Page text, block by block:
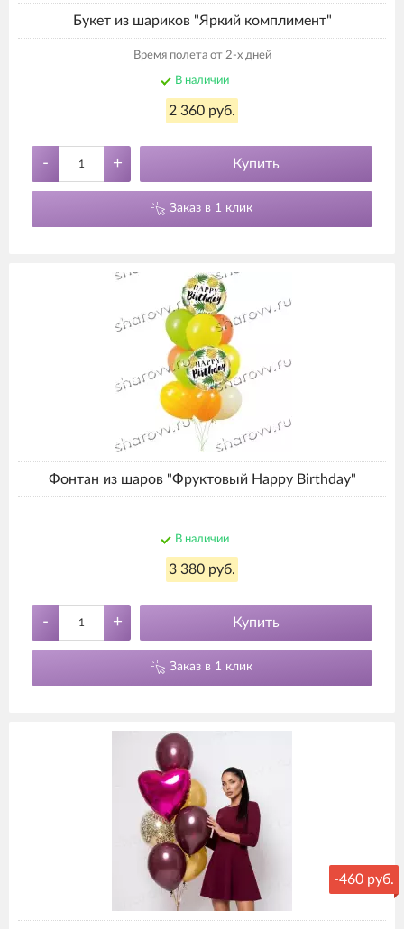
Букет из шариков "Яркий комплимент"
Время полета от 2-х дней
В наличии
2 360 руб.
- + Купить
Заказ в 1 клик
Фонтан из шаров "Фруктовый Happy Birthday"
В наличии
3 380 руб.
- + Купить
Заказ в 1 клик
-460 руб.